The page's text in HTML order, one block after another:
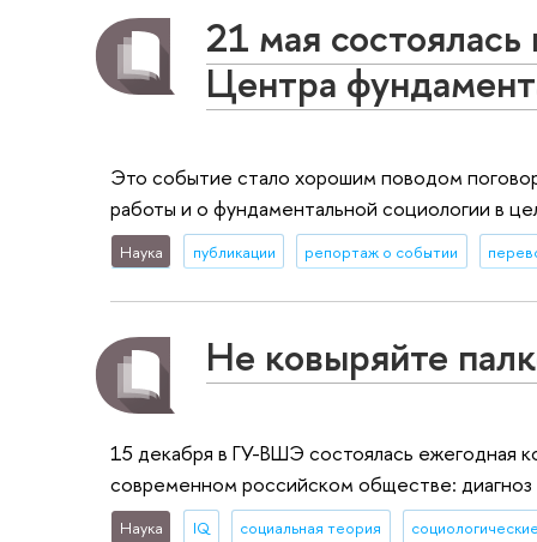
21 мая
Центра
Это событие стало хорошим поводом
работы и о фундаментальной социологии в
Наука публикации репортаж о событии
Не ковыряйте
15 декабря в ГУ-ВШЭ состоялась ежегодная
современном российском обществе:
Наука IQ социальная теория